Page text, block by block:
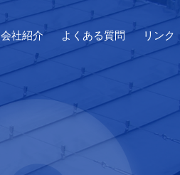
会社紹介 よくある質問 リンク